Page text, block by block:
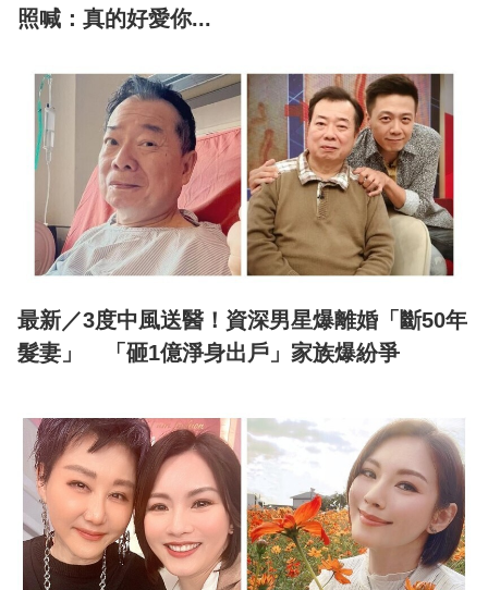
照喊：真的好愛你...
最新／3度中風送醫！資深男星爆離婚「斷50年
髮妻」 「砸1億淨身出戶」家族爆紛爭